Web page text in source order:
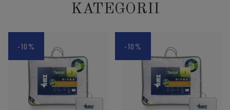
KATEGORII
-10% -10%